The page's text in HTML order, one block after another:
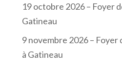
19 octobre 2026 – Foyer
Gatineau
9 novembre 2026 – Foyer
à Gatineau